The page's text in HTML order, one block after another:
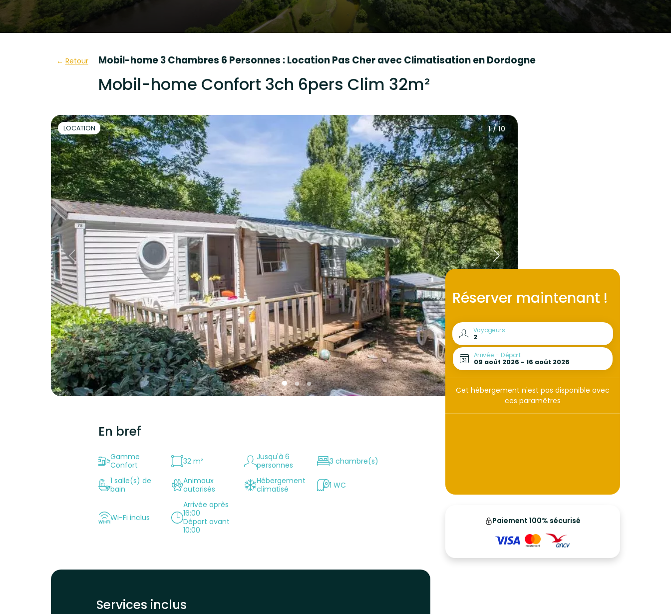
Retour Mobil-home 3 Chambres 6 Personnes : Location Pas Cher avec Climatisation en Dordogne
Mobil-home Confort 3ch 6pers Clim 32m²
Réserver maintenant !
Voyageurs
Arrivée - Départ
Cet hébergement n'est pas disponible avec
ces paramêtres
Paiement 100% sécurisé
1 / 10
LOCATION
En bref
Gamme
Confort
32 m²
Jusqu'à 6
personnes
3 chambre(s)
1 salle(s) de
bain
Animaux
autorisés
Hébergement
climatisé
1 WC
Wi-Fi inclus
Arrivée après
16:00
Départ avant
10:00
Services inclus